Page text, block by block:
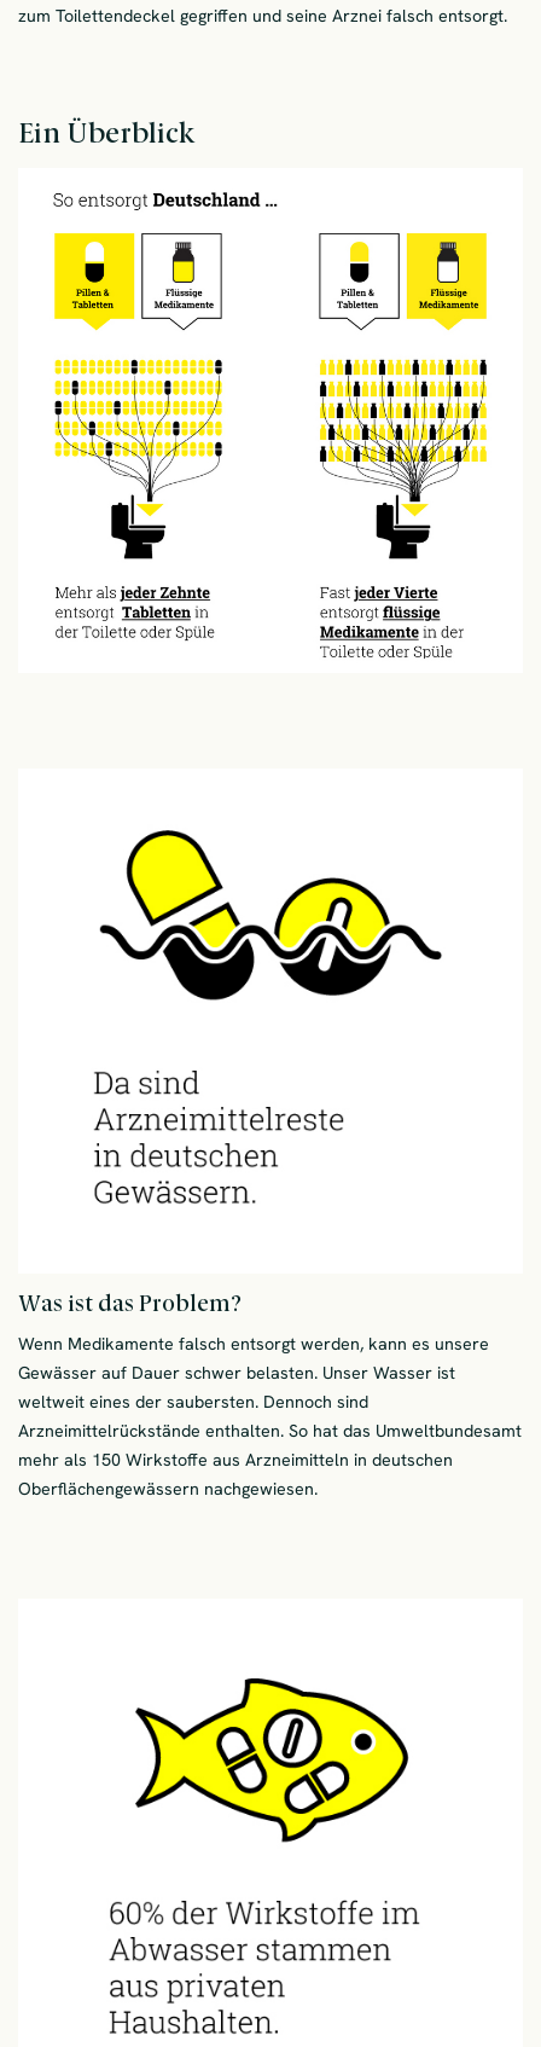
zum Toilettendeckel gegriffen und seine Arznei falsch entsorgt.
Ein Überblick
Was ist das Problem?
Wenn Medikamente falsch entsorgt werden, kann es unsere
Gewässer auf Dauer schwer belasten. Unser Wasser ist
weltweit eines der saubersten. Dennoch sind
Arzneimittelrückstände enthalten. So hat das Umweltbundesamt
mehr als 150 Wirkstoffe aus Arzneimitteln in deutschen
Oberflächengewässern nachgewiesen.